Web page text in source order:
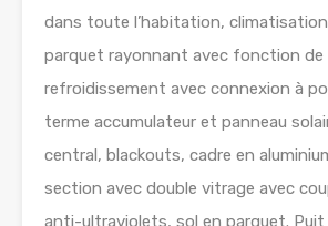
dans toute l’habitation,
parquet rayonnant avec fonction de
refroidissement avec connexion à
terme accumulateur et panneau
central, blackouts, cadre en
section avec double vitrage avec
anti-ultraviolets, sol en parquet. Puit